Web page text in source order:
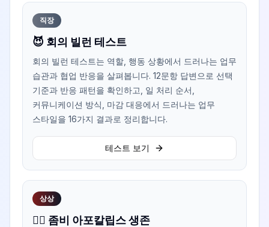
직장
😈 회의 빌런 테스트
회의 빌런 테스트는 역할, 행동 상황에서 드러나는 업무
습관과 협업 반응을 살펴봅니다. 12문항 답변으로 선택
기준과 반응 패턴을 확인하고, 일 처리 순서,
커뮤니케이션 방식, 마감 대응에서 드러나는 업무
스타일을 16가지 결과로 정리합니다.
테스트 보기
상상
🧟‍♂️ 좀비 아포칼립스 생존